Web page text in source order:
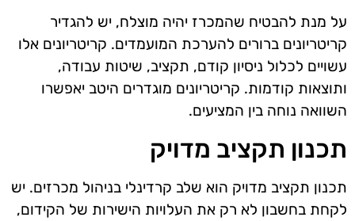
על מנת להבטיח שהמכרז יהיה מוצלח, יש להגדיר
קריטריונים ברורים להערכת המועמדים. קריטריונים אלו
עשויים לכלול ניסיון קודם, תקציב, שיטות עבודה,
ותוצאות קודמות. קריטריונים מוגדרים היטב יאפשרו
השוואה נוחה בין המציעים.
תכנון תקציב מדויק
תכנון תקציב מדויק הוא שלב קרדינלי בניהול מכרזים. יש
לקחת בחשבון לא רק את העלויות הישירות של הקידום,